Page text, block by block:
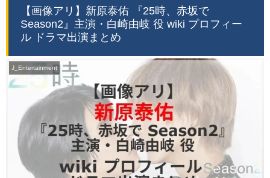
【画像アリ】新原泰佑 『25時、赤坂で
Season2』主演・白崎由岐 役 wiki プロフィー
ル ドラマ出演まとめ
J_Entertainment